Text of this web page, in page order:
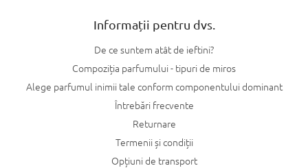
Informații pentru dvs.
De ce suntem atât de ieftini?
Compoziția parfumului - tipuri de miros
Alege parfumul inimii tale conform componentului dominant
Întrebări frecvente
Returnare
Termenii și condiții
Opțiuni de transport